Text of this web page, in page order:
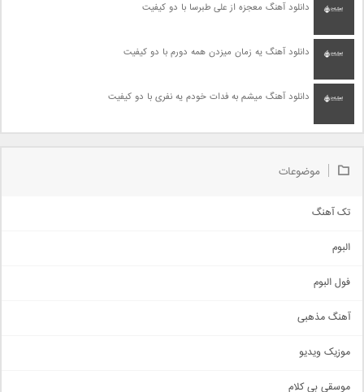
دانلود آهنگ معجزه از علی طبرسا با دو کیفیت
دانلود آهنگ یه زمان میزدن همه دورم با دو کیفیت
دانلود آهنگ میشم به فدات خودم یه نفری با دو کیفیت
موضوعات
تک آهنگ
اجتماعی
حماسی
سنتی
اهنگ بندرعباسی
البوم
فول البوم
آهنگ مذهبی
موزیک ویدیو
موسقی بی کلام